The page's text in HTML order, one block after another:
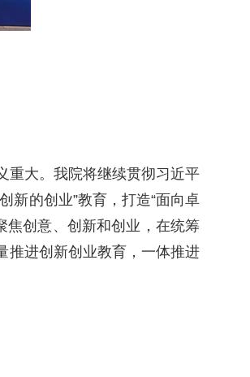
重大。我院将继续贯彻习近平
新的创业”教育，打造“面向卓
焦创意、创新和创业，在统筹
推进创新创业教育，一体推进